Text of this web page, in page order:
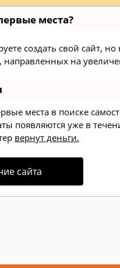
места?
создать свой сайт,
на
места в поиске
появляются уже в
вернут деньги.
сайта